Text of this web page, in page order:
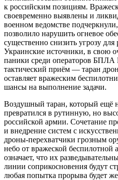
к российским позициям.
своевременно выявлены и
военном ведомстве
позволило нарушить огневое
существенно снизить угрозу
Украинские источники, в свою
паники среди операторов
тактический приём — таран
оставляет вражеским
шансы на выполнение задачи.
Воздушный таран, который ещё
превратился в рутинную, но
российской армии. Сочетание
и внедрение систем с
дроны-перехватчики грозным
небо от вражеской
означает, что их
линии соприкосновения будут
любая попытка прорыва будет